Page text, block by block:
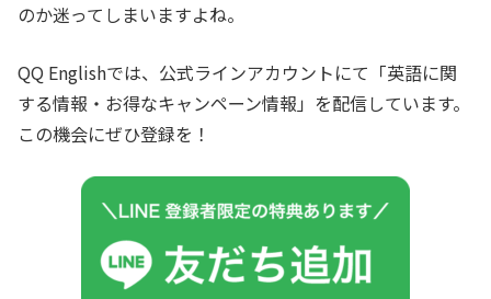
のか迷ってしまいますよね。
QQ Englishでは、公式ラインアカウントにて「英語に関
する情報・お得なキャンペーン情報」を配信しています。
この機会にぜひ登録を！